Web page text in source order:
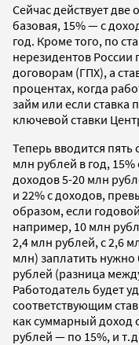
Сейчас действует
базовая, 15% — с
год. Кроме того, по
нерезидентов
договорам (ГПХ), а
процентах, когда
займ или если ставка
ключевой ставки
Теперь вводится
млн рублей в год,
доходов 5-20 млн
и 22% с доходов,
образом, если
например, 10 млн
2,4 млн рублей, с 2,6
млн) заплатить нужно
рублей (разница
Работодатель будет
соответствующим
как суммарный доход
рублей — по 15%, и